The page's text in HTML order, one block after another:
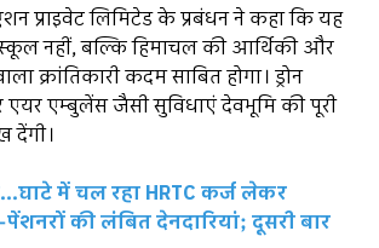
प्राइवेट लिमिटेड के प्रबंधन ने कहा कि यह
नहीं, बल्कि हिमाचल की आर्थिकी और
क्रांतिकारी कदम साबित होगा। ड्रोन
एम्बुलेंस जैसी सुविधाएं देवभूमि की पूरी
देंगी।
में चल रहा HRTC कर्ज लेकर
की लंबित देनदारियां; दूसरी बार